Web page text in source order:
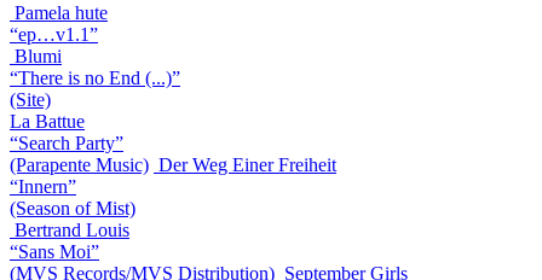
Pamela hute
“ep…v1.1”
Blumi
“There is no End (...)”
(Site)
La Battue
“Search Party”
(Parapente Music) Der Weg Einer Freiheit
“Innern”
(Season of Mist)
Bertrand Louis
“Sans Moi”
(MVS Records/MVS Distribution) September Girls